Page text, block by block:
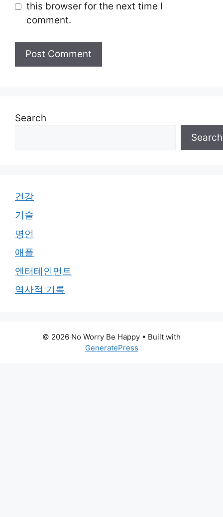
this browser for the next time I
comment.
Search
Search
건강
기술
명언
애플
엔터테인먼트
역사적 기록
© 2026 No Worry Be Happy • Built with
GeneratePress